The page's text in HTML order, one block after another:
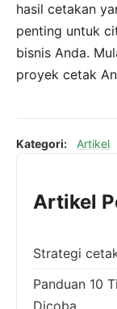
hasil cetakan
penting untuk
bisnis Anda.
proyek cetak
Kategori: Artikel
Artikel
Strategi
Panduan 10